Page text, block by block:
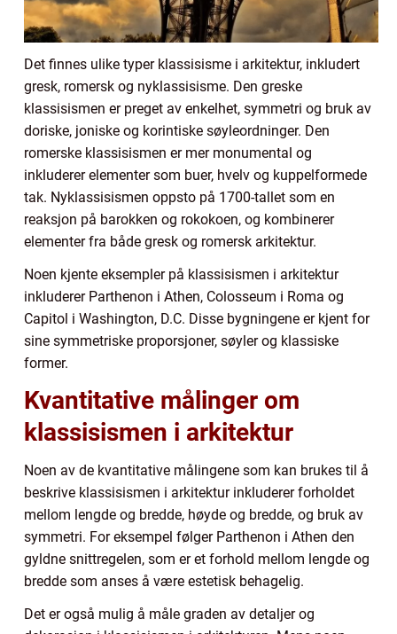
Det finnes ulike typer klassisisme i arkitektur, inkludert
gresk, romersk og nyklassisisme. Den greske
klassisismen er preget av enkelhet, symmetri og bruk av
doriske, joniske og korintiske søyleordninger. Den
romerske klassisismen er mer monumental og
inkluderer elementer som buer, hvelv og kuppelformede
tak. Nyklassisismen oppsto på 1700-tallet som en
reaksjon på barokken og rokokoen, og kombinerer
elementer fra både gresk og romersk arkitektur.
Noen kjente eksempler på klassisismen i arkitektur
inkluderer Parthenon i Athen, Colosseum i Roma og
Capitol i Washington, D.C. Disse bygningene er kjent for
sine symmetriske proporsjoner, søyler og klassiske
former.
Kvantitative målinger om
klassisismen i arkitektur
Noen av de kvantitative målingene som kan brukes til å
beskrive klassisismen i arkitektur inkluderer forholdet
mellom lengde og bredde, høyde og bredde, og bruk av
symmetri. For eksempel følger Parthenon i Athen den
gyldne snittregelen, som er et forhold mellom lengde og
bredde som anses å være estetisk behagelig.
Det er også mulig å måle graden av detaljer og